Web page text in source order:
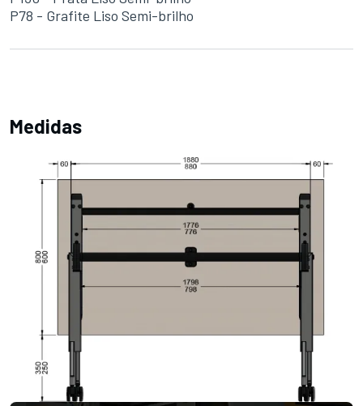
P78 - Grafite Liso Semi-brilho
Medidas